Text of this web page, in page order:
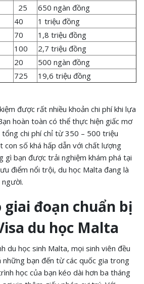
25
650 ngàn đồng
40
1 triệu đồng
70
1,8 triệu đồng
100
2,7 triệu đồng
20
500 ngàn đồng
725 19,6 triệu đồng
được rất nhiều khoản chi phí khi lựa
hoàn toàn có thể thực hiện giấc mơ
tổng chi phí chỉ từ 350 – 500 triệu
con số khá hấp dẫn với chất lượng
gì bạn được trải nghiệm khám phá tại
điểm nổi trội, du học Malta đang là
người.
giai đoạn chuẩn bị
du học Malta
du học sinh Malta, mọi sinh viên đều
những bạn đến từ các quốc gia trong
học của bạn kéo dài hơn ba tháng